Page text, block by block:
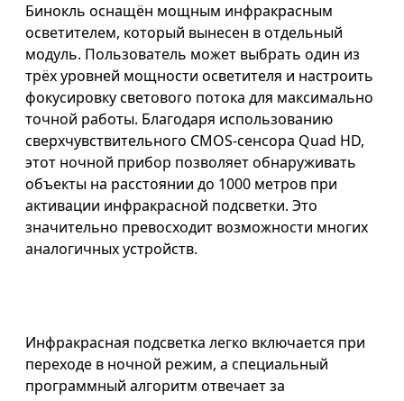
Бинокль оснащён мощным инфракрасным
осветителем, который вынесен в отдельный
модуль. Пользователь может выбрать один из
трёх уровней мощности осветителя и настроить
фокусировку светового потока для максимально
точной работы. Благодаря использованию
сверхчувствительного CMOS-сенсора Quad HD,
этот ночной прибор позволяет обнаруживать
объекты на расстоянии до 1000 метров при
активации инфракрасной подсветки. Это
значительно превосходит возможности многих
аналогичных устройств.
Инфракрасная подсветка легко включается при
переходе в ночной режим, а специальный
программный алгоритм отвечает за